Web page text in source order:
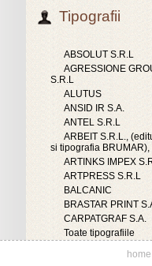
Tipografii
ABSOLUT S.R.L
AGRESSIONE
S.R.L
ALUTUS
ANSID IR S.A.
ANTEL S.R.L
ARBEIT S.R.L.,
si tipografia BRUMAR),
ARTINKS IMPEX
ARTPRESS S.R.L
BALCANIC
BRASTAR PRINT
CARPATGRAF S.A.
Toate tipografiile
home